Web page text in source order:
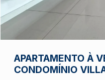
APARTAMENTO À
CONDOMÍNIO